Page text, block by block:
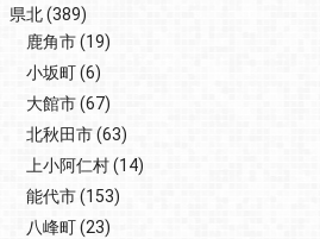
県北(389)
鹿角市(19)
小坂町(6)
大館市(67)
北秋田市(63)
上小阿仁村(14)
能代市(153)
八峰町(23)